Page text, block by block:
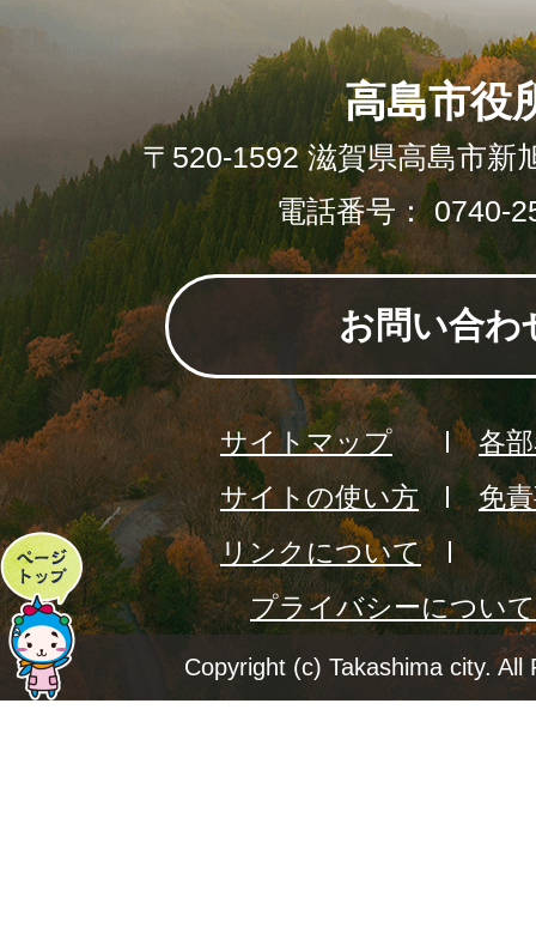
ペ
ー
ジ
高島市役
〒520-1592 滋賀県高島市新
電話番号： 0740-
お問い合わ
サイトマップ
各
サイトの使い方
免
リンクについて
プライバシーについて
Copyright (c) Takashima city. All